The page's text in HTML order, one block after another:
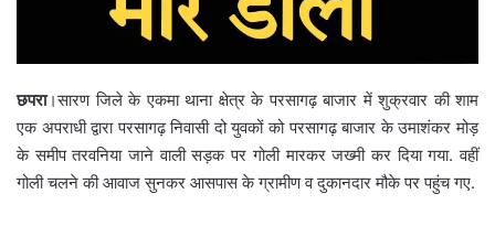
छपरा।सारण जिले के एकमा थाना क्षेत्र के परसागढ़ बाजार में शुक्रवार की शाम
एक अपराधी द्वारा परसागढ़ निवासी दो युवकों को परसागढ़ बाजार के उमाशंकर मोड़
के समीप तरवनिया जाने वाली सड़क पर गोली मारकर जख्मी कर दिया गया. वहीं
गोली चलने की आवाज सुनकर आसपास के ग्रामीण व दुकानदार मौके पर पहुंच गए.